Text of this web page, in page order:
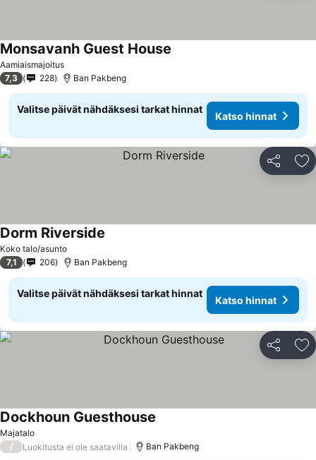
Aamiaismajoitus
Monsavanh Guest House
7,3 228 Ban Pakbeng
Valitse päivät nähdäksesi tarkat hinnat
Katso hinnat
Jaa
Koko talo/asunto
Dorm Riverside
7,1 206 Ban Pakbeng
Valitse päivät nähdäksesi tarkat hinnat
Katso hinnat
Jaa
Majatalo
Dockhoun Guesthouse
/ Luokitusta ei ole saatavilla Ban Pakbeng